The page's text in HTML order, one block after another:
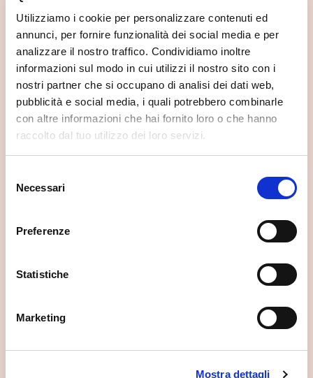
Utilizziamo i cookie per personalizzare contenuti ed
annunci, per fornire funzionalità dei social media e per
analizzare il nostro traffico. Condividiamo inoltre
informazioni sul modo in cui utilizzi il nostro sito con i
nostri partner che si occupano di analisi dei dati web,
pubblicità e social media, i quali potrebbero combinarle
con altre informazioni che hai fornito loro o che hanno
raccolto dal tuo utilizzo dei loro servizi.
delNecessari
Preferenze
Statistiche
Marketing
Mostra dettagli